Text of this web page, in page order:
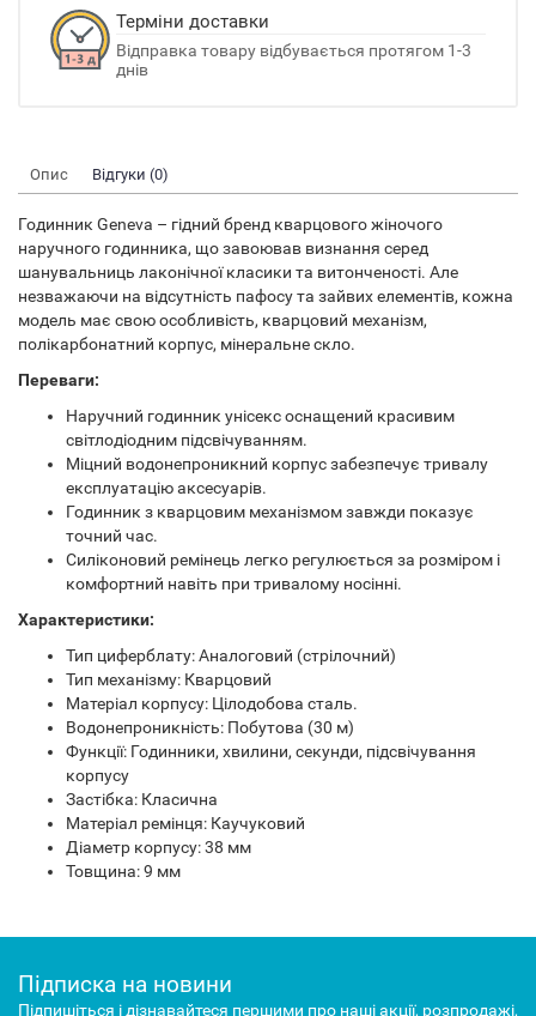
Терміни доставки
Відправка товару відбувається протягом 1-3
днів
Опис Відгуки (0)
Годинник Geneva – гідний бренд кварцового жіночого
наручного годинника, що завоював визнання серед
шанувальниць лаконічної класики та витонченості. Але
незважаючи на відсутність пафосу та зайвих елементів, кожна
модель має свою особливість, кварцовий механізм,
полікарбонатний корпус, мінеральне скло.
Переваги:
Наручний годинник унісекс оснащений красивим
світлодіодним підсвічуванням.
Міцний водонепроникний корпус забезпечує тривалу
експлуатацію аксесуарів.
Годинник з кварцовим механізмом завжди показує
точний час.
Силіконовий ремінець легко регулюється за розміром і
комфортний навіть при тривалому носінні.
Характеристики:
Тип циферблату: Аналоговий (стрілочний)
Тип механізму: Кварцовий
Матеріал корпусу: Цілодобова сталь.
Водонепроникність: Побутова (30 м)
Функції: Годинники, хвилини, секунди, підсвічування
корпусу
Застібка: Класична
Матеріал ремінця: Каучуковий
Діаметр корпусу: 38 мм
Товщина: 9 мм
Підписка на новини
Підпишіться і дізнавайтеся першими про наші акції, розпродажі,